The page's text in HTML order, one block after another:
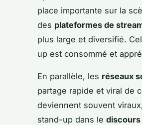
place importante sur la
des plateformes de
plus large et diversifié.
up est consommé et
En parallèle, les réseaux
partage rapide et viral de
deviennent souvent
stand-up dans le discours